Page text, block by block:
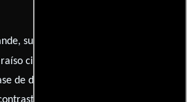
su participación es clave para hacer
cinéfilo completo. Queremos
de datos cinematográfica, pero
algún dato faltante en la ficha